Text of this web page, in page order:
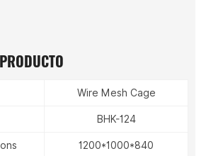
Wire Mesh Cage
BHK-124
1200*1000*840